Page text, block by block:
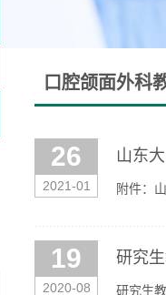
口腔颌面外科
26
2021-01
山东
附件：
19
2020-08
研究
研究生